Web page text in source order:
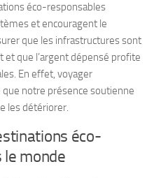
éco-responsables
et encouragent le
que les infrastructures sont
et que l’argent dépensé profite
En effet, voyager
que notre présence soutienne
les détériorer.
éco-
monde